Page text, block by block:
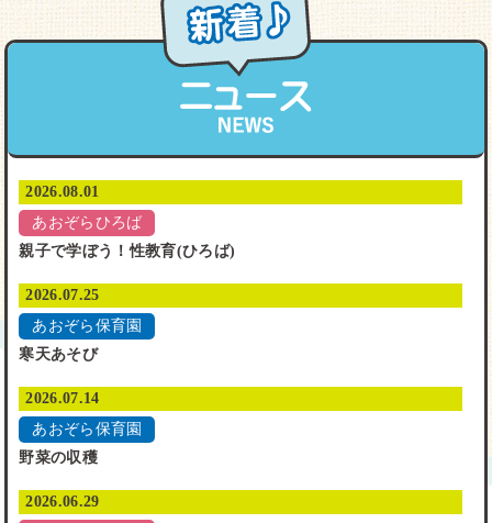
2026.08.01
あおぞらひろば
親子で学ぼう！性教育(ひろば)
2026.07.25
あおぞら保育園
寒天あそび
2026.07.14
あおぞら保育園
野菜の収穫
2026.06.29